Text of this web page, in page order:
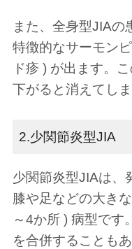
また、全身型JIAの
特徴的なサーモン
ド疹 ) が出ます。
下がると消えてし
2.少関節炎型JIA
少関節炎型JIAは、
膝や足などの大き
～4か所 ) 病型です
を合併することも